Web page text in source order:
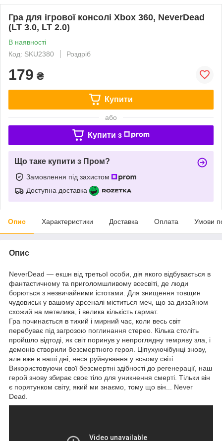
Гра для ігрової консолі Xbox 360, NeverDead
(LT 3.0, LT 2.0)
В наявності
Код: SKU2380
Роздріб
179 ₴
Купити
або
Купити з
Що таке купити з Пром?
Замовлення під захистом
Доступна доставка
Опис Характеристики Доставка Оплата Умови
Опис
NeverDead — екшн від третьої особи, дія якого відбувається в
фантастичному та приголомшливому всесвіті, де люди
борються з незвичайними істотами. Для знищення товщин
чудовиськ у вашому арсеналі міститься меч, що за дизайном
схожий на метелика, і велика кількість гармат.
Гра починається в тихий і мирний час, коли весь світ
перебуває під загрозою поглинання стерео. Кілька століть
пройшло відтоді, як світ поринув у непроглядну темряву зла, і
демонів створили безсмертного героя. Ціпухуючібунці знову,
але вже в наші дні, неся руйнування у всьому світі.
Використовуючи свої безсмертні здібності до регенерації, наш
герой знову збирає своє тіло для уникнення смерті. Тільки він
є порятунком світу, який ми знаємо, тому що він... Never
Dead.